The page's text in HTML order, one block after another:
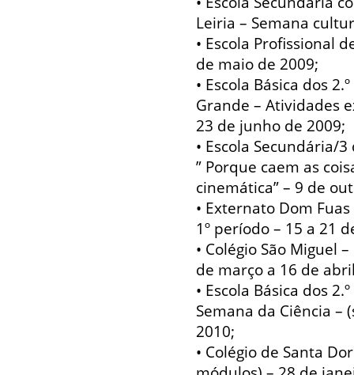
Leiria – Semana
• Escola Profissional
de maio de 2009;
• Escola Básica dos
Grande – Atividades
23 de junho de 2009;
• Escola Secundária/
” Porque caem as
cinemática” – 9 de
• Externato Dom
1º período – 15 a 21
• Colégio São Miguel
de março a 16 de
• Escola Básica dos
Semana da Ciência –
2010;
• Colégio de Santa